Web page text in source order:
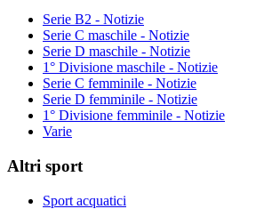
Serie B2 - Notizie
Serie C maschile - Notizie
Serie D maschile - Notizie
1° Divisione maschile - Notizie
Serie C femminile - Notizie
Serie D femminile - Notizie
1° Divisione femminile - Notizie
Varie
Altri sport
Sport acquatici